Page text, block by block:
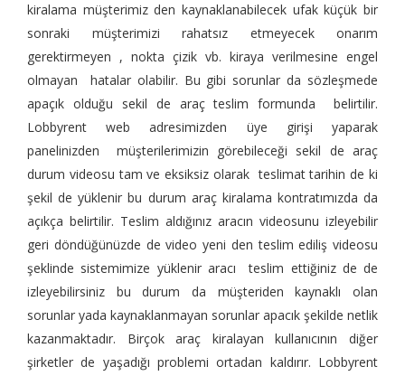
kiralama müşterimiz den kaynaklanabilecek ufak küçük bir
sonraki müşterimizi rahatsız etmeyecek onarım
gerektirmeyen , nokta çizik vb. kiraya verilmesine engel
olmayan hatalar olabilir. Bu gibi sorunlar da sözleşmede
apaçık olduğu sekil de araç teslim formunda belirtilir.
Lobbyrent web adresimizden üye girişi yaparak
panelinizden müşterilerimizin görebileceği sekil de araç
durum videosu tam ve eksiksiz olarak teslimat tarihin de ki
şekil de yüklenir bu durum araç kiralama kontratımızda da
açıkça belirtilir. Teslim aldığınız aracın videosunu izleyebilir
geri döndüğünüzde de video yeni den teslim ediliş videosu
şeklinde sistemimize yüklenir aracı teslim ettiğiniz de de
izleyebilirsiniz bu durum da müşteriden kaynaklı olan
sorunlar yada kaynaklanmayan sorunlar apacık şekilde netlik
kazanmaktadır. Birçok araç kiralayan kullanıcının diğer
şirketler de yaşadığı problemi ortadan kaldırır. Lobbyrent